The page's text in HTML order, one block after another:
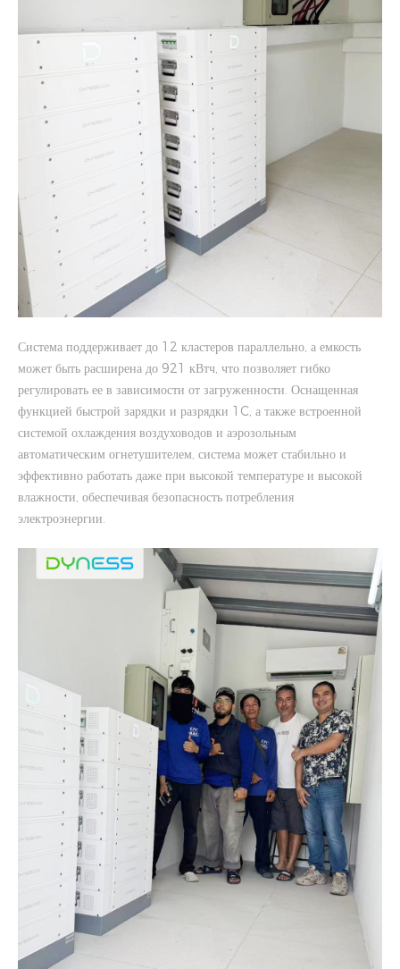
Система поддерживает до 12 кластеров параллельно, а емкость
может быть расширена до 921 кВтч, что позволяет гибко
регулировать ее в зависимости от загруженности. Оснащенная
функцией быстрой зарядки и разрядки 1C, а также встроенной
системой охлаждения воздуховодов и аэрозольным
автоматическим огнетушителем, система может стабильно и
эффективно работать даже при высокой температуре и высокой
влажности, обеспечивая безопасность потребления
электроэнергии.